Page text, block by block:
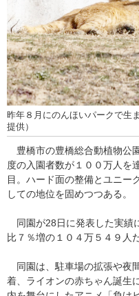
昨年８月にのんほいパークで生
提供）
豊橋市の豊橋総合動植物公
度の入園者数が１００万人を
目。ハード面の整備とユニー
しての地位を固めつつある。
同園が28日に発表した実績
比７％増の１０４万５４９人
同園は、駐車場の拡張や夜
着、ライオンの赤ちゃん誕生